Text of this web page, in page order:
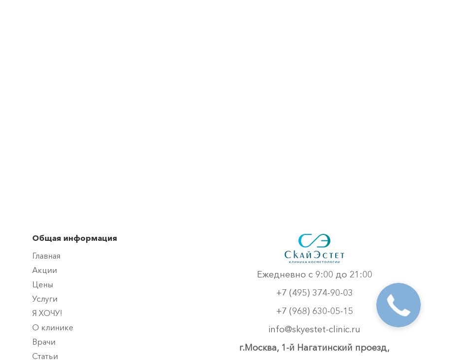
Общая информация
Главная
Акции
Цены
Услуги
Я ХОЧУ!
О клинике
Врачи
Статьи
Ежедневно с 9:00 до 21:00
+7 (495) 374-90-03
+7 (968) 630-05-15
info@skyestet-clinic.ru
г.Москва, 1-й Нагатинский проезд,